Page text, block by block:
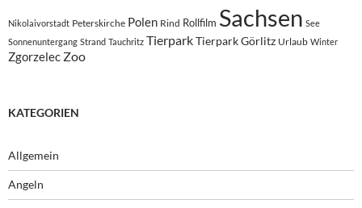
Nikolaivorstadt Peterskirche Polen Rind Rollfilm Sachsen See
Sonnenuntergang Strand Tauchritz TierparkTierpark Görlitz Urlaub Winter
Zgorzelec Zoo
KATEGORIEN
Allgemein
Angeln